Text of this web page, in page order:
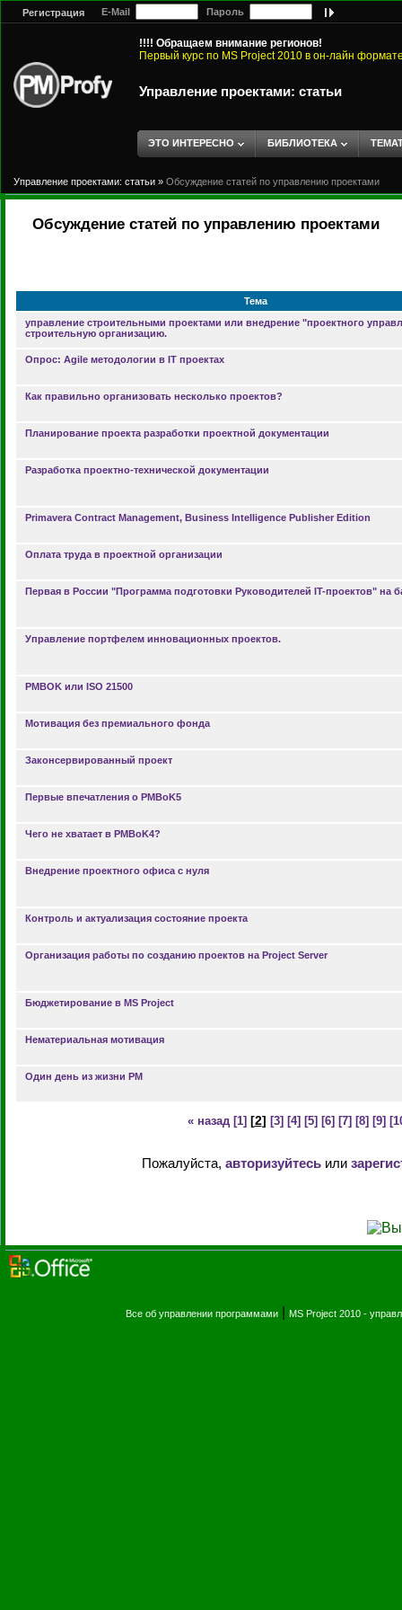
Регистрация E-Mail Пароль
!!!! Обращаем внимание регионов!
Первый курс по MS Project 2010 в он-лайн
Управление проектами: статьи
ЭТО ИНТЕРЕСНО БИБЛИОТЕКА
Управление проектами: статьи » Обсуждение статей по управлению проектами
Обсуждение статей по управлению проектами
Тема
управление строительными проектами или внедрение "проектного
строительную организацию.
Опрос: Agile методологии в IT проектах
Как правильно организовать несколько проектов?
Планирование проекта разработки проектной документации
Разработка проектно-технической документации
Primavera Contract Management, Business Intelligence Publisher Edition
Оплата труда в проектной организации
Первая в России "Программа подготовки Руководителей IT-проектов" на
Управление портфелем инновационных проектов.
PMBOK или ISO 21500
Мотивация без премиального фонда
Законсервированный проект
Первые впечатления о PMBoK5
Чего не хватает в PMBoK4?
Внедрение проектного офиса с нуля
Контроль и актуализация состояние проекта
Организация работы по созданию проектов на Project Server
Бюджетирование в MS Project
Нематериальная мотивация
Один день из жизни PM
« назад [1] [2] [3] [4] [5] [6] [7] [8] [9]
Пожалуйста, авторизуйтесьили
Все об управлении программами MS Project 2010 -